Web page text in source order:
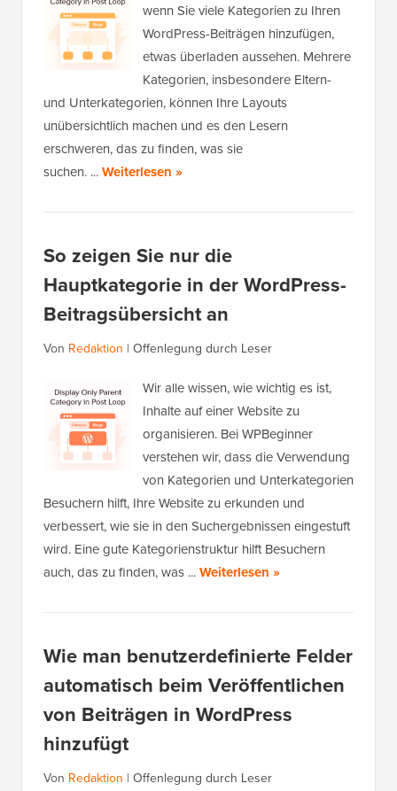
wenn Sie viele Kategorien zu Ihren
WordPress-Beiträgen hinzufügen,
etwas überladen aussehen. Mehrere
Kategorien, insbesondere Eltern-
und Unterkategorien, können Ihre Layouts
unübersichtlich machen und es den Lesern
erschweren, das zu finden, was sie
suchen. ...Weiterlesen »
So zeigen Sie nur die
Hauptkategorie in der WordPress-
Beitragsübersicht an
Von Redaktion | Offenlegung durch Leser
Wir alle wissen, wie wichtig es ist,
Inhalte auf einer Website zu
organisieren. Bei WPBeginner
verstehen wir, dass die Verwendung
von Kategorien und Unterkategorien
Besuchern hilft, Ihre Website zu erkunden und
verbessert, wie sie in den Suchergebnissen eingestuft
wird. Eine gute Kategorienstruktur hilft Besuchern
auch, das zu finden, was ...Weiterlesen »
Wie man benutzerdefinierte Felder
automatisch beim Veröffentlichen
von Beiträgen in WordPress
hinzufügt
Von Redaktion | Offenlegung durch Leser